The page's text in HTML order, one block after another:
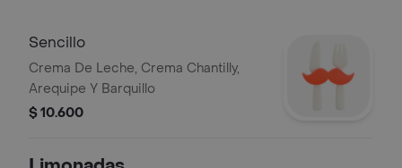
Sencillo
Crema De Leche, Crema Chantilly,
Arequipe Y Barquillo
$ 10.600